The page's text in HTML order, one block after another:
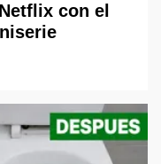
con el